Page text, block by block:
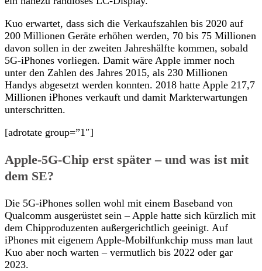
Kuo erwartet, dass sich die Verkaufszahlen bis 2020 auf
200 Millionen Geräte erhöhen werden, 70 bis 75 Millionen
davon sollen in der zweiten Jahreshälfte kommen, sobald
5G-iPhones vorliegen. Damit wäre Apple immer noch
unter den Zahlen des Jahres 2015, als 230 Millionen
Handys abgesetzt werden konnten. 2018 hatte Apple 217,7
Millionen iPhones verkauft und damit Markterwartungen
unterschritten.
[adrotate group=”1″]
Apple-5G-Chip erst später – und was ist mit
dem SE?
Die 5G-iPhones sollen wohl mit einem Baseband von
Qualcomm ausgerüstet sein – Apple hatte sich kürzlich mit
dem Chipproduzenten außergerichtlich geeinigt. Auf
iPhones mit eigenem Apple-Mobilfunkchip muss man laut
Kuo aber noch warten – vermutlich bis 2022 oder gar
2023.